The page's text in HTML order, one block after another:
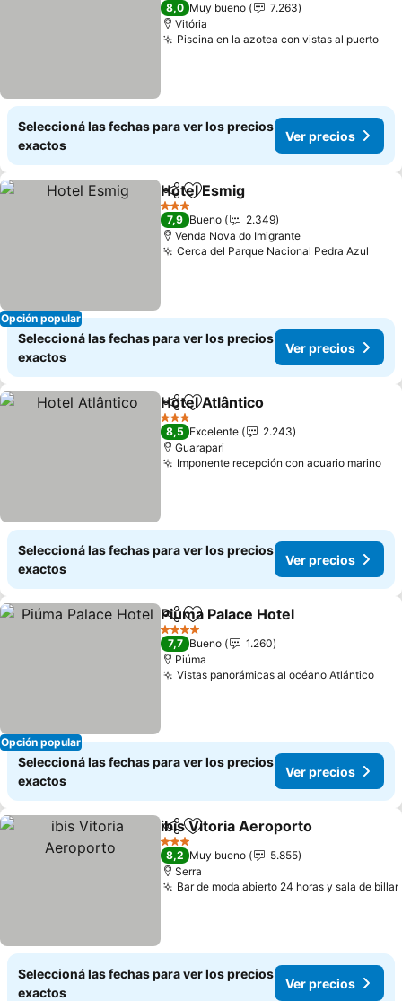
8,0 Muy bueno
7.263
Vitória
Piscina en la azotea con vistas al puerto
Seleccioná las fechas para ver los precios
exactos
Ver precios
Opción popular
CompartirAñadir a favoritos
Hotel Esmig
3 Estrellas
7,9 Bueno
2.349
Venda Nova do Imigrante
Cerca del Parque Nacional Pedra Azul
Seleccioná las fechas para ver los precios
exactos
Ver precios
CompartirAñadir a favoritos
Hotel Atlântico
3 Estrellas
8,5 Excelente
2.243
Guarapari
Imponente recepción con acuario marino
Seleccioná las fechas para ver los precios
exactos
Ver precios
Opción popular
CompartirAñadir a favoritos
Piúma Palace Hotel
4 Estrellas
7,7 Bueno
1.260
Piúma
Vistas panorámicas al océano AtlánticoVer
Seleccioná las fechas para ver los precios
exactos
Ver precios
CompartirAñadir a favoritos
ibis Vitoria Aeroporto
3 Estrellas
8,2 Muy bueno
5.855
Serra
Bar de moda abierto 24 horas y sala de billar
Seleccioná las fechas para ver los precios
exactos
Ver precios